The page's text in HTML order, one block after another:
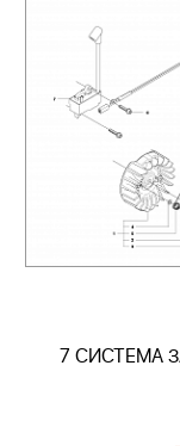
7 СИСТЕМА